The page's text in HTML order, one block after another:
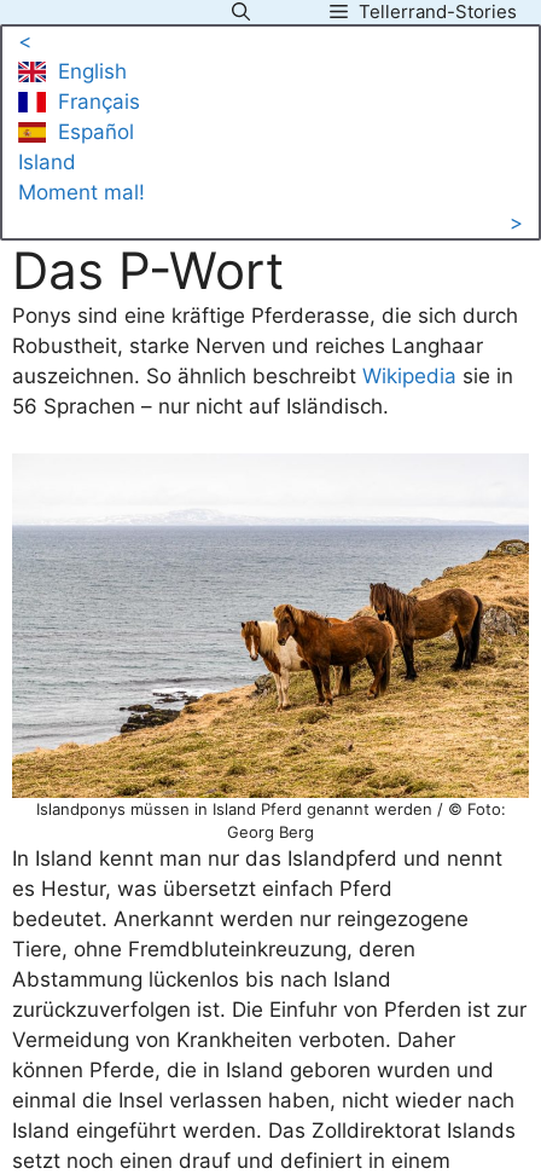
Inhalt
springen
Tellerrand-Stories
<
English
Français
Español
Island
Moment mal!
>
Das P-Wort
Ponys sind eine kräftige Pferderasse, die sich durch
Robustheit, starke Nerven und reiches Langhaar
auszeichnen. So ähnlich beschreibt Wikipedia sie in
56 Sprachen – nur nicht auf Isländisch.
Islandponys müssen in Island Pferd genannt werden / © Foto:
Georg Berg
In Island kennt man nur das Islandpferd und nennt
es Hestur, was übersetzt einfach Pferd
bedeutet. Anerkannt werden nur reingezogene
Tiere, ohne Fremdbluteinkreuzung, deren
Abstammung lückenlos bis nach Island
zurückzuverfolgen ist. Die Einfuhr von Pferden ist zur
Vermeidung von Krankheiten verboten. Daher
können Pferde, die in Island geboren wurden und
einmal die Insel verlassen haben, nicht wieder nach
Island eingeführt werden. Das Zolldirektorat Islands
setzt noch einen drauf und definiert in einem